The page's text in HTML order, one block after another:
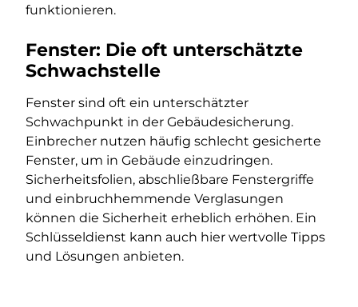
funktionieren.
Fenster: Die oft unterschätzte
Schwachstelle
Fenster sind oft ein unterschätzter
Schwachpunkt in der Gebäudesicherung.
Einbrecher nutzen häufig schlecht gesicherte
Fenster, um in Gebäude einzudringen.
Sicherheitsfolien, abschließbare Fenstergriffe
und einbruchhemmende Verglasungen
können die Sicherheit erheblich erhöhen. Ein
Schlüsseldienst kann auch hier wertvolle Tipps
und Lösungen anbieten.